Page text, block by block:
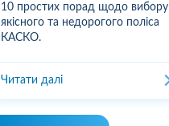
10 простих порад щодо вибору
якісного та недорогого поліса
КАСКО.
Читати далі